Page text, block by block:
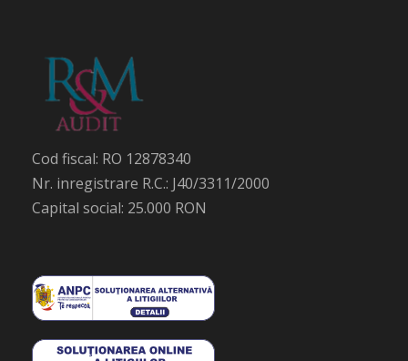
Cod fiscal: RO 12878340
Nr. inregistrare R.C.: J40/3311/2000
Capital social: 25.000 RON